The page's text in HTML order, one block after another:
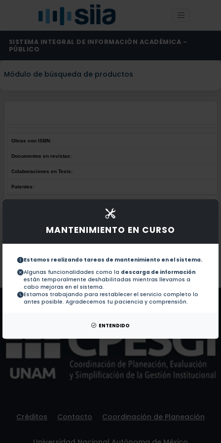
MANTENIMIENTO EN CURSO
Estamos realizando tareas de mantenimiento en el sistema.
Algunas funcionalidades como la descarga de información
están temporalmente deshabilitadas mientras llevamos a
cabo mejoras en el sistema.
Estamos trabajando para restablecer el servicio completo lo
antes posible. Agradecemos tu paciencia y comprensión.
ENTENDIDO
SISTEMA INTEGRAL DE INFORMACIÓN ACADÉMICA -
PÚBLICO
Módulo de búsqueda de productos
Obras con ISBN:
Documentos en revistas:
Colaboraciones en Tesis:
Patentes:
No hay obras de este autor.
Documentos en revistas: No hay revistas de este autor.
Patentes: No hay patentes de este autor.
Créditos Contacto Coordinación de Planeación